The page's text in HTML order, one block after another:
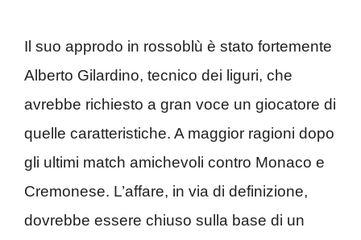
Il suo approdo in rossoblù è stato fortemente
Alberto Gilardino, tecnico dei liguri, che
avrebbe richiesto a gran voce un giocatore di
quelle caratteristiche. A maggior ragioni dopo
gli ultimi match amichevoli contro Monaco e
Cremonese. L’affare, in via di definizione,
dovrebbe essere chiuso sulla base di un